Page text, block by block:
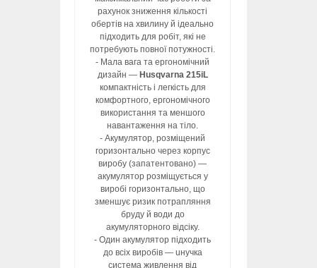
рахунок зниження кількості
обертів на хвилину й ідеально
підходить для робіт, які не
потребують повної потужності.
- Мала вага та ергономічний
дизайн — Husqvarna 215iL
компактність і легкість для
комфортного, ергономічного
використання та меншого
навантаження на тіло.
- Акумулятор, розміщений
горизонтально через корпус
виробу (запатентовано) —
акумулятор розміщується у
виробі горизонтально, що
зменшує ризик потрапляння
бруду й води до
акумуляторного відсіку.
- Один акумулятор підходить
до всіх виробів — uнучка
система живлення від